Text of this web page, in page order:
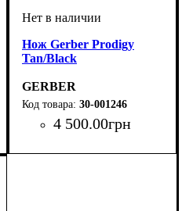
Нож Gerber Prodigy
Tan/Black
GERBER
30-001246
4 500.00грн